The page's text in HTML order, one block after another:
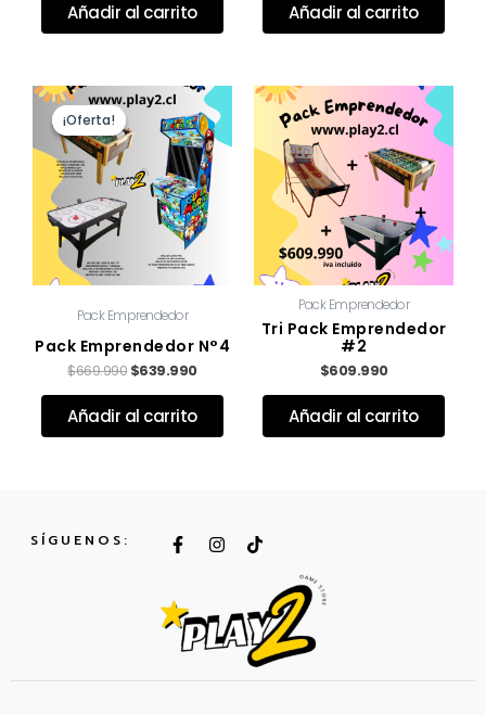
Añadir al carrito Añadir al carrito
¡Oferta!
¡Oferta!
Pack Emprendedor
Pack Emprendedor N°4
$669.990
El
precio
original
era:
$669.990.
$639.990
El
precio
actual
es:
$639.990.
Añadir al carrito
Pack Emprendedor
Tri Pack Emprendedor
#2
$609.990
Añadir al carrito
SÍGUENOS: F
a
b
o
o
k
I
n
g
r
a
T
i
k